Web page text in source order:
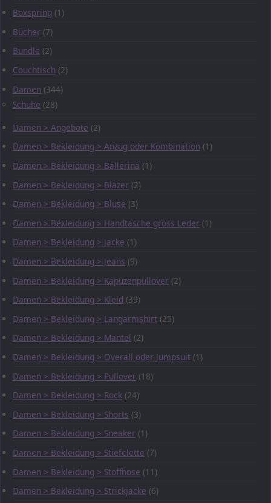
Boxspring (1)
Bücher (7)
Bundle (2)
Couchtisch (2)
Damen (344)
Schuhe (28)
Damen > Angebote (2)
Damen > Bekleidung > Anzug oder Kombination (1)
Damen > Bekleidung > Ballerina (1)
Damen > Bekleidung > Blazer (2)
Damen > Bekleidung > Bluse (3)
Damen > Bekleidung > Handtasche gross Leder (1)
Damen > Bekleidung > Jacke (1)
Damen > Bekleidung > Jeans (9)
Damen > Bekleidung > Kapuzenpullover (2)
Damen > Bekleidung > Kleid (39)
Damen > Bekleidung > Langarmshirt (25)
Damen > Bekleidung > Mantel (2)
Damen > Bekleidung > Overall oder Jumpsuit (1)
Damen > Bekleidung > Pullover (18)
Damen > Bekleidung > Rock (24)
Damen > Bekleidung > Shorts (3)
Damen > Bekleidung > Sneaker (1)
Damen > Bekleidung > Stiefelette (7)
Damen > Bekleidung > Stoffhose (11)
Damen > Bekleidung > Strickjacke (6)